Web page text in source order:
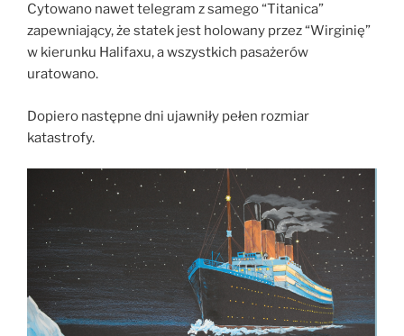
Cytowano nawet telegram z samego “Titanica”
zapewniający, że statek jest holowany przez “Wirginię”
w kierunku Halifaxu, a wszystkich pasażerów
uratowano.
Dopiero następne dni ujawniły pełen rozmiar
katastrofy.